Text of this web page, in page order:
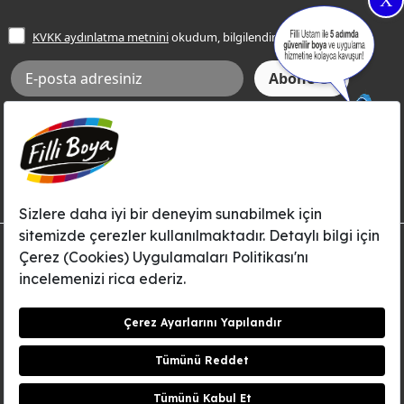
Frezya Rengi
Bilgi Toplumu Hizmetleri
İnternet Sitesi Kullanım Koşulları
KVKK Talep Formu
KVKK Aydınlatma Metni
KVKK aydınlatma metniniokudum, bilgilendim.
Aksi tarafımca bildirilene dek, Betek Boya ve Kimya Sanayi A.Ş.'nin
Filli Boya dahil tüm markaları ile ilgili kampanya, duyuru, hizmetler ve
tanıtım faaliyetleri vb. ile ilgili olarak e-posta yoluyla şahsıma
© Filli Boya 2026. Tüm Hakları Saklıdır.